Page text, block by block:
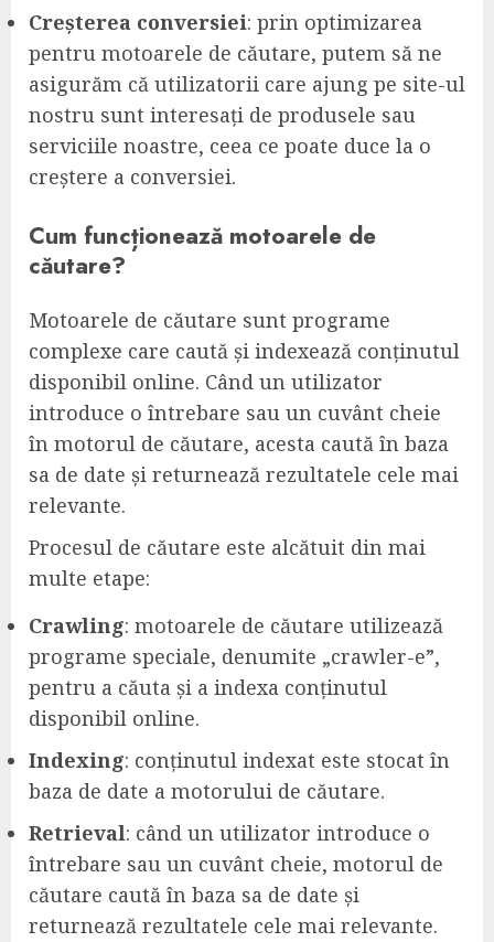
Creșterea conversiei: prin optimizarea
pentru motoarele de căutare, putem să ne
asigurăm că utilizatorii care ajung pe site-ul
nostru sunt interesați de produsele sau
serviciile noastre, ceea ce poate duce la o
creștere a conversiei.
Cum funcționează motoarele de
căutare?
Motoarele de căutare sunt programe
complexe care caută și indexează conținutul
disponibil online. Când un utilizator
introduce o întrebare sau un cuvânt cheie
în motorul de căutare, acesta caută în baza
sa de date și returnează rezultatele cele mai
relevante.
Procesul de căutare este alcătuit din mai
multe etape:
Crawling: motoarele de căutare utilizează
programe speciale, denumite „crawler-e”,
pentru a căuta și a indexa conținutul
disponibil online.
Indexing: conținutul indexat este stocat în
baza de date a motorului de căutare.
Retrieval: când un utilizator introduce o
întrebare sau un cuvânt cheie, motorul de
căutare caută în baza sa de date și
returnează rezultatele cele mai relevante.